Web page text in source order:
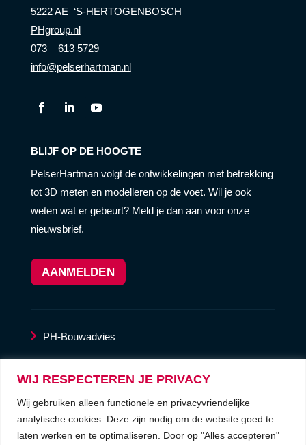
WIJ RESPECTEREN JE PRIVACY
Wij gebruiken alleen functionele en privacyvriendelijke
analytische cookies. Deze zijn nodig om de website goed te
laten werken en te optimaliseren. Door op "Alles accepteren"
5222 AE ‘S-HERTOGENBOSCH
PHgroup.nl
073 – 613 5729
info@pelserhartman.nl
BLIJF OP DE HOOGTE
PelserHartman volgt de ontwikkelingen met betrekking
tot 3D meten en modelleren op de voet. Wil je ook
weten wat er gebeurt? Meld je dan aan voor onze
nieuwsbrief.
AANMELDEN
PH-Bouwadvies
privacyverklaring